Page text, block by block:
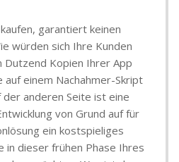
garantiert keinen
würden sich Ihre Kunden
Dutzend Kopien Ihrer App
auf einem Nachahmer-Skript
anderen Seite ist eine
von Grund auf für
ein kostspieliges
in dieser frühen Phase Ihres